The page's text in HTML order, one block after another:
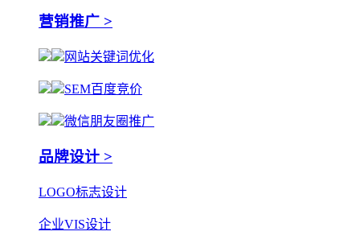
营销推广 >
网站关键词优化
SEM百度竞价
微信朋友圈推广
品牌设计 >
LOGO标志设计
企业VIS设计